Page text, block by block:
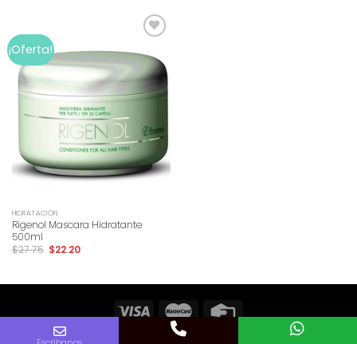
¡Oferta!
wishlist
HIDRATACIÓN
Rigenol Mascara Hidratante
500ml
$27.75 $22.20
Vidals Salón y Spa Cio